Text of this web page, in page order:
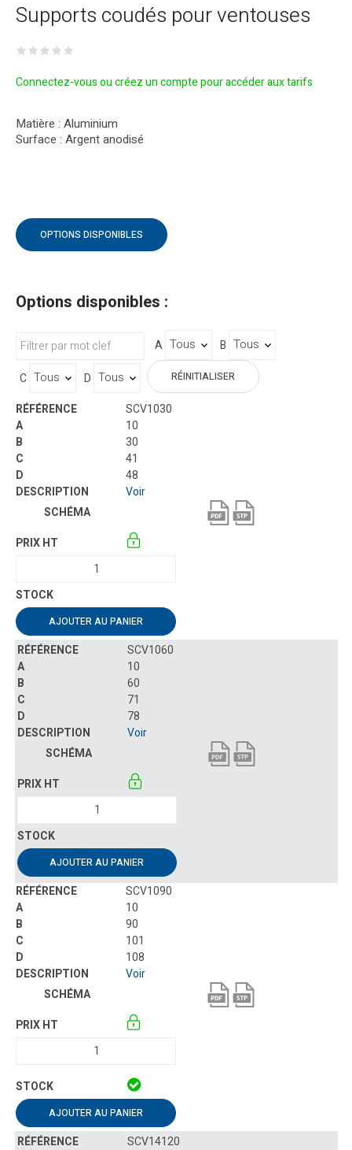
Supports coudés pour ventouses
Connectez-vous ou créez un compte pour accéder aux tarifs
Matière : Aluminium
Surface : Argent anodisé
OPTIONS DISPONIBLES
Options disponibles :
A
B
C
D RÉINITIALISER
SCV1030
10
30
41
48
Voir
AJOUTER AU PANIER
SCV1060
10
60
71
78
Voir
AJOUTER AU PANIER
SCV1090
10
90
101
108
Voir
AJOUTER AU PANIER
SCV14120